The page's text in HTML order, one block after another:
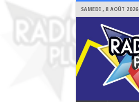
SAMEDI , 8 AOÛT 2026